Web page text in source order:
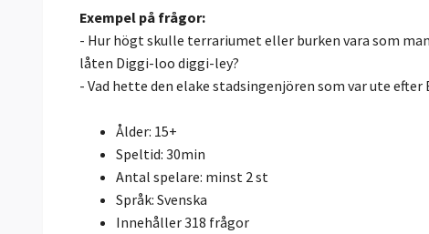
Exempel på frågor:
- Hur högt skulle terrariumet eller burken vara som
låten Diggi-loo diggi-ley?
- Vad hette den elake stadsingenjören som var ute
Ålder: 15+
Speltid: 30min
Antal spelare: minst 2 st
Språk: Svenska
Innehåller 318 frågor